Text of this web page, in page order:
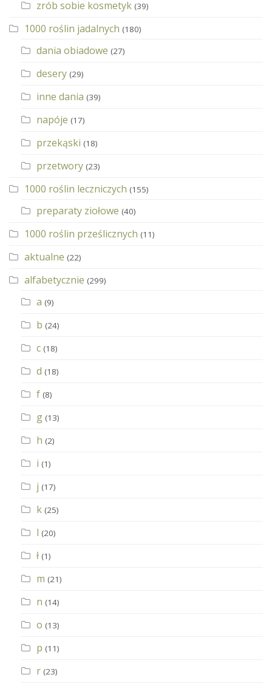
zrób sobie kosmetyk (39)
1000 roślin jadalnych (180)
dania obiadowe (27)
desery (29)
inne dania (39)
napóje (17)
przekąski (18)
przetwory (23)
1000 roślin leczniczych (155)
preparaty ziołowe (40)
1000 roślin prześlicznych (11)
aktualne (22)
alfabetycznie (299)
a (9)
b (24)
c (18)
d (18)
f (8)
g (13)
h (2)
i (1)
j (17)
k (25)
l (20)
ł (1)
m (21)
n (14)
o (13)
p (11)
r (23)